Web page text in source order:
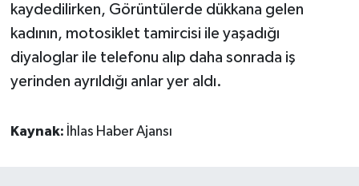
kaydedilirken, Görüntülerde dükkana gelen
kadının, motosiklet tamircisi ile yaşadığı
diyaloglar ile telefonu alıp daha sonrada iş
yerinden ayrıldığı anlar yer aldı.
Kaynak: İhlas Haber Ajansı